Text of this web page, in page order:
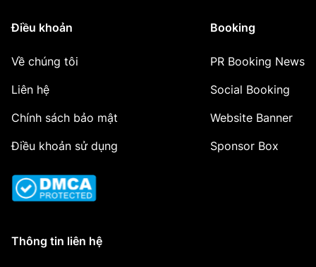
Điều khoản
Về chúng tôi
Liên hệ
Chính sách bảo mật
Điều khoản sử dụng
Booking
PR Booking News
Social Booking
Website Banner
Sponsor Box
Thông tin liên hệ